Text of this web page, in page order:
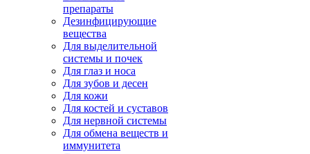
препараты
Дезинфицирующие
вещества
Для выделительной
системы и почек
Для глаз и носа
Для зубов и десен
Для кожи
Для костей и суставов
Для нервной системы
Для обмена веществ и
иммунитета